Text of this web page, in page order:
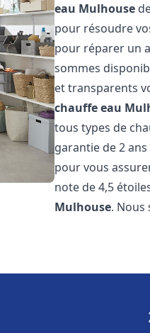
eau Mulhouse
pour résoudre
pour réparer un
sommes
et transparents
chauffe eau
tous types de
garantie de 2
pour vous
note de 4,5
Mulhouse. Nous